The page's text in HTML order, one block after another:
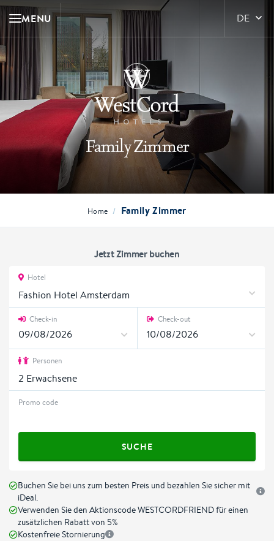
MENU DE
Family Zimmer
Home / Family Zimmer
Jetzt Zimmer buchen
Hotel
Fashion Hotel Amsterdam
Check-in Check-out
Personen
2 Erwachsene
Promo code
SUCHE
Buchen Sie bei uns zum besten Preis und bezahlen Sie sicher mit
iDeal.
Verwenden Sie den Aktionscode WESTCORDFRIEND für einen
zusätzlichen Rabatt von 5%
Kostenfreie Stornierung